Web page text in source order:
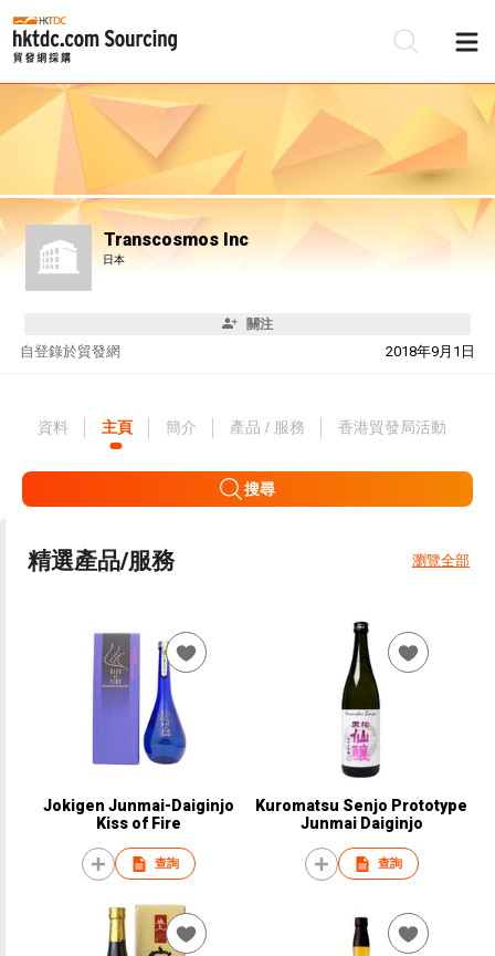
Transcosmos Inc
日本
關注
自 2018年9月1日
登錄於貿發網
資料 主頁 簡介 產品 / 服務 香港貿發局活動
搜尋
精選產品/服務 瀏覽全部
Jokigen Junmai-Daiginjo
Kiss of Fire
查詢
Kuromatsu Senjo Prototype
Junmai Daiginjo
查詢